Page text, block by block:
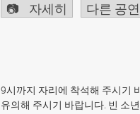
자세히 다른 공연
9시까지 자리에 착석해 주시기
유의해 주시기 바랍니다. 빈 소